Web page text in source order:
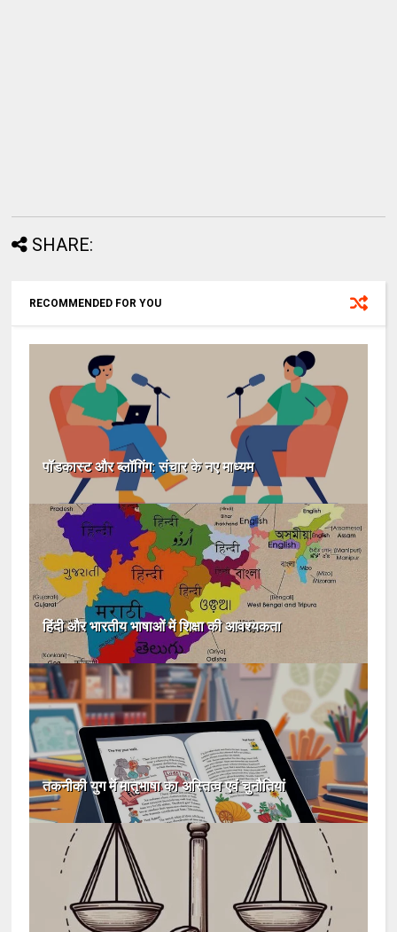
SHARE:
RECOMMENDED FOR YOU
पॉडकास्ट और ब्लॉगिंग: संचार के नए माध्यम
हिंदी और भारतीय भाषाओं में शिक्षा की आवश्यकता
तकनीकी युग में मातृभाषा का अस्तित्व एवं चुनौतियां